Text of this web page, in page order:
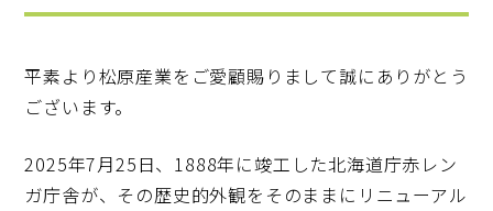
平素より松原産業をご愛顧賜りまして誠にありがとう
ございます。
2025年7月25日、1888年に竣工した北海道庁赤レン
ガ庁舎が、その歴史的外観をそのままにリニューアル